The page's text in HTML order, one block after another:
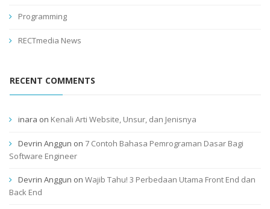
Programming
RECTmedia News
RECENT COMMENTS
inara on Kenali Arti Website, Unsur, dan Jenisnya
Devrin Anggun on 7 Contoh Bahasa Pemrograman Dasar Bagi
Software Engineer
Devrin Anggun on Wajib Tahu! 3 Perbedaan Utama Front End dan
Back End